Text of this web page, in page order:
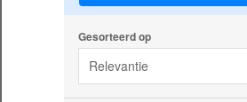
Gesorteerd op
Relevantie